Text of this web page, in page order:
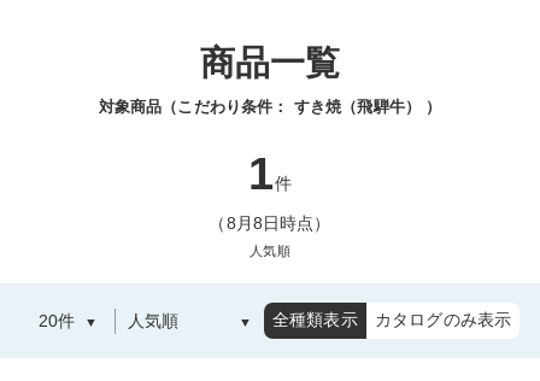
商品一覧
対象商品（こだわり条件： すき焼（飛騨牛） ）
1件
（8月8日時点）
人気順
全種類表示 カタログのみ表示